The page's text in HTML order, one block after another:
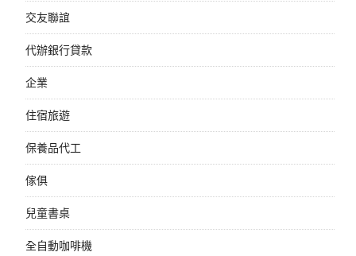
交友聯誼
代辦銀行貸款
企業
住宿旅遊
保養品代工
傢俱
兒童書桌
全自動咖啡機